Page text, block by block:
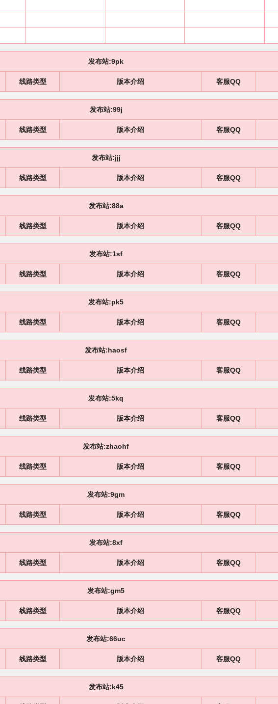
发布站:9pk
线路类型 版本介绍 客服QQ
发布站:99j
线路类型 版本介绍 客服QQ
发布站:jjj
线路类型 版本介绍 客服QQ
发布站:88a
线路类型 版本介绍 客服QQ
发布站:1sf
线路类型 版本介绍 客服QQ
发布站:pk5
线路类型 版本介绍 客服QQ
发布站:haosf
线路类型 版本介绍 客服QQ
发布站:5kq
线路类型 版本介绍 客服QQ
发布站:zhaohf
线路类型 版本介绍 客服QQ
发布站:9gm
线路类型 版本介绍 客服QQ
发布站:8xf
线路类型 版本介绍 客服QQ
发布站:gm5
线路类型 版本介绍 客服QQ
发布站:66uc
线路类型 版本介绍 客服QQ
发布站:k45